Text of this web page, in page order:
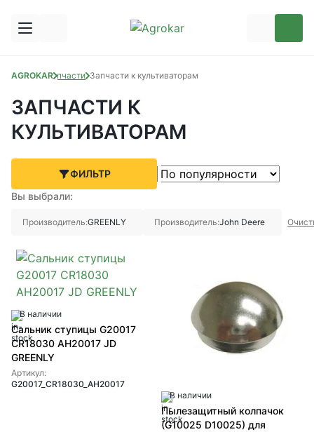
AGROKARЗапчасти Запчасти к культиваторам
ЗАПЧАСТИ К
КУЛЬТИВАТОРАМ
ФИЛЬТР
Вы выбрали:
Производитель:GREENLY Производитель:John Deere
В наличии
Сальник ступицы G20017
CR18030 AH20017 JD
GREENLY
Артикул:
G20017_CR18030_AH20017
В наличии
Пылезащитный колпачок
(G10025 D10025) для